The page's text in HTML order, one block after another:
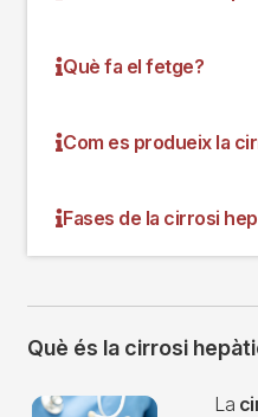
Què fa el fetge?
Com es produeix la
Fases de la cirrosi
Què és la cirrosi
Imagen La